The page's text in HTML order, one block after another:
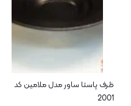
ظرف پاستا ساور مدل ملامین کد
2001